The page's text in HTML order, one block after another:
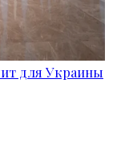
для Украины